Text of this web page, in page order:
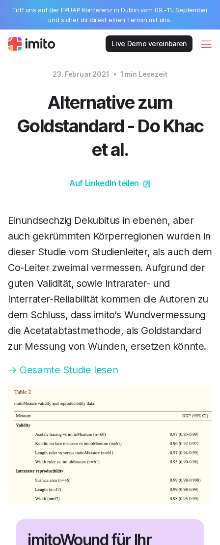
Triff uns auf der EPUAP Konferenz in Dublin vom 09.-11. September
und sicher dir direkt einen Termin mit uns.
Live Demo vereinbaren
23. Februar 2021 • 1 min Lesezeit
Alternative zum
Goldstandard - Do Khac
et al.
Auf LinkedIn teilen
Einundsechzig Dekubitus in ebenen, aber
auch gekrümmten Körperregionen wurden in
dieser Studie vom Studienleiter, als auch dem
Co-Leiter zweimal vermessen. Aufgrund der
guten Validität, sowie Intrarater- und
Interrater-Reliabilität kommen die Autoren zu
dem Schluss, dass imito's Wundvermessung
die Acetatabtastmethode, als Goldstandard
zur Messung von Wunden, ersetzen könnte.
→ Gesamte Studie lesen
imitoWound für Ihr